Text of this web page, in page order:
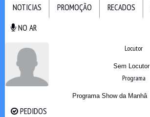
NOTICIAS
PROMOÇÃO RECADOS
NO AR
Locutor
Sem Locutor
Programa
Programa Show da Manhâ
PEDIDOS